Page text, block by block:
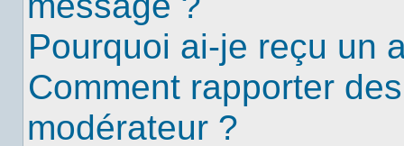
Pourquoi ai-je reçu un
Comment rapporter
modérateur ?